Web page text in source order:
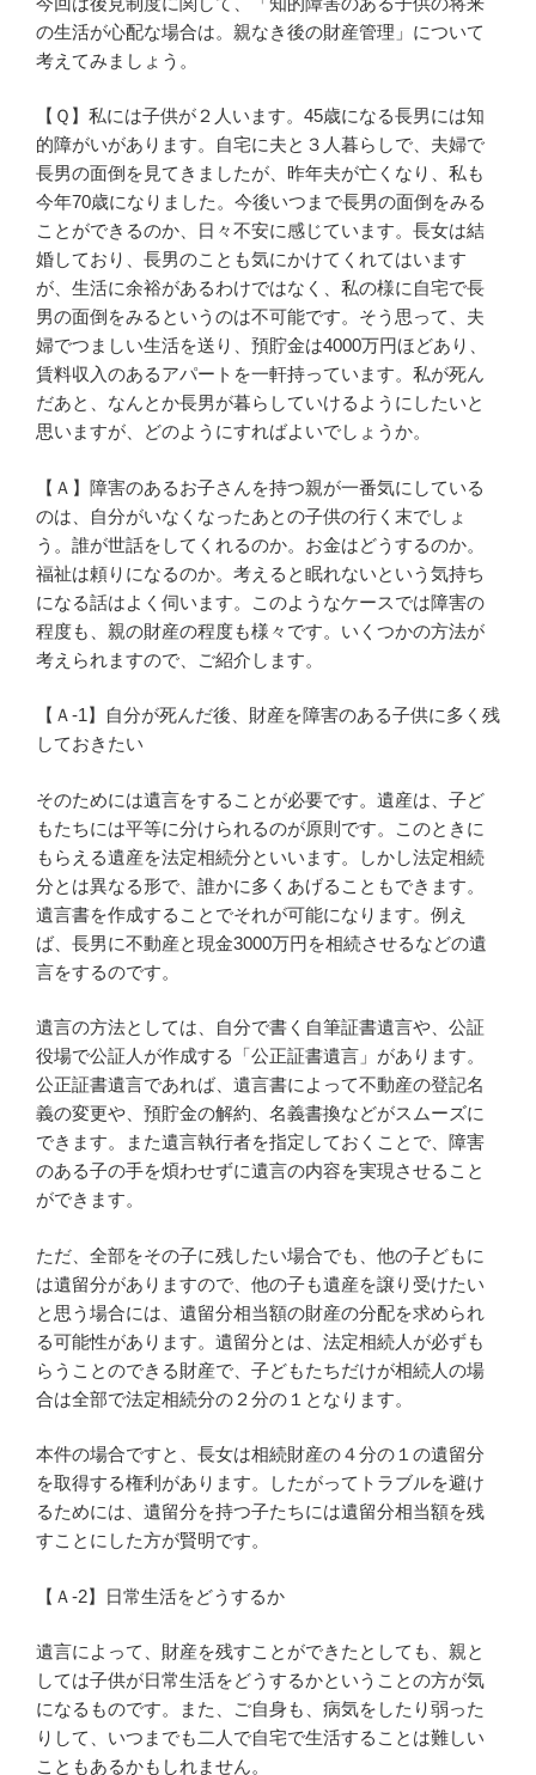
の生活が心配な場合は。親なき後の財産管理」について
考えてみましょう。
【Ｑ】私には子供が２人います。45歳になる長男には知
的障がいがあります。自宅に夫と３人暮らしで、夫婦で
長男の面倒を見てきましたが、昨年夫が亡くなり、私も
今年70歳になりました。今後いつまで長男の面倒をみる
ことができるのか、日々不安に感じています。長女は結
婚しており、長男のことも気にかけてくれてはいます
が、生活に余裕があるわけではなく、私の様に自宅で長
男の面倒をみるというのは不可能です。そう思って、夫
婦でつましい生活を送り、預貯金は4000万円ほどあり、
賃料収入のあるアパートを一軒持っています。私が死ん
だあと、なんとか長男が暮らしていけるようにしたいと
思いますが、どのようにすればよいでしょうか。
【Ａ】障害のあるお子さんを持つ親が一番気にしている
のは、自分がいなくなったあとの子供の行く末でしょ
う。誰が世話をしてくれるのか。お金はどうするのか。
福祉は頼りになるのか。考えると眠れないという気持ち
になる話はよく伺います。このようなケースでは障害の
程度も、親の財産の程度も様々です。いくつかの方法が
考えられますので、ご紹介します。
【Ａ-1】自分が死んだ後、財産を障害のある子供に多く残
しておきたい
そのためには遺言をすることが必要です。遺産は、子ど
もたちには平等に分けられるのが原則です。このときに
もらえる遺産を法定相続分といいます。しかし法定相続
分とは異なる形で、誰かに多くあげることもできます。
遺言書を作成することでそれが可能になります。例え
ば、長男に不動産と現金3000万円を相続させるなどの遺
言をするのです。
遺言の方法としては、自分で書く自筆証書遺言や、公証
役場で公証人が作成する「公正証書遺言」があります。
公正証書遺言であれば、遺言書によって不動産の登記名
義の変更や、預貯金の解約、名義書換などがスムーズに
できます。また遺言執行者を指定しておくことで、障害
のある子の手を煩わせずに遺言の内容を実現させること
ができます。
ただ、全部をその子に残したい場合でも、他の子どもに
は遺留分がありますので、他の子も遺産を譲り受けたい
と思う場合には、遺留分相当額の財産の分配を求められ
る可能性があります。遺留分とは、法定相続人が必ずも
らうことのできる財産で、子どもたちだけが相続人の場
合は全部で法定相続分の２分の１となります。
本件の場合ですと、長女は相続財産の４分の１の遺留分
を取得する権利があります。したがってトラブルを避け
るためには、遺留分を持つ子たちには遺留分相当額を残
すことにした方が賢明です。
【Ａ-2】日常生活をどうするか
遺言によって、財産を残すことができたとしても、親と
しては子供が日常生活をどうするかということの方が気
になるものです。また、ご自身も、病気をしたり弱った
りして、いつまでも二人で自宅で生活することは難しい
こともあるかもしれません。